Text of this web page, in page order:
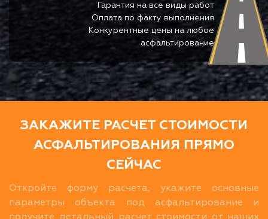
Гарантия на все виды работ
Оплата по факту выполнения
Конкурентные цены на любое
асфальтирование
ЗАКАЖИТЕ РАСЧЕТ СТОИМОСТИ
АСФАЛЬТИРОВАНИЯ ПРЯМО
СЕЙЧАС
Откройте форму расчета, укажите основные
параметры объекта под асфальтирование и